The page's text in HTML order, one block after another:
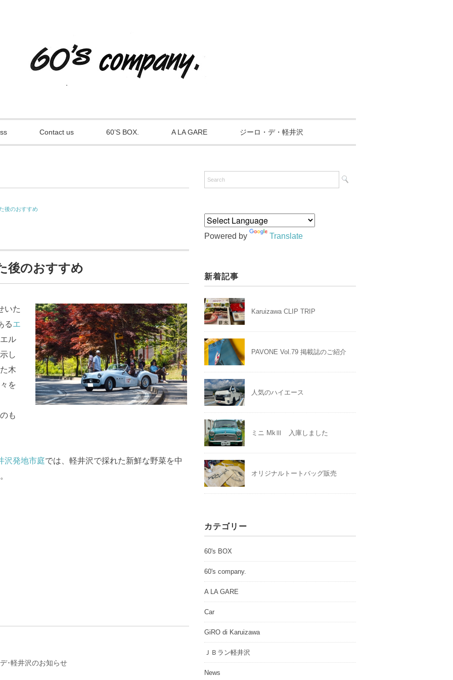
Contact us 60’S BOX. A LA GARE ジーロ・デ・軽井沢
後のおすすめ
後のおすすめ
いた
るエ
ル
し
木
を
も
沢発地市庭では、軽井沢で採れた新鮮な野菜を中
･軽井沢のお知らせ
Powered by Translate
新着記事
Karuizawa CLIP TRIP
PAVONE Vol.79 掲載誌のご紹介
人気のハイエース
ミニ MkⅢ 入庫しました
オリジナルトートバッグ販売
カテゴリー
60's BOX
60's company.
A LA GARE
Car
GiRO di Karuizawa
ＪＢラン軽井沢
News